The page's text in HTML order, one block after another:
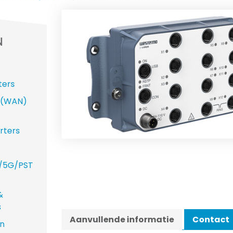
Aanvullende informatie Contact
PST